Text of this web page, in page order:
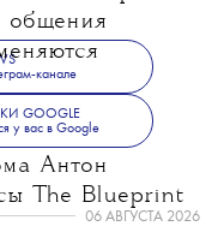
общения
Антон
The Blueprint
канале
GOOGLE
у вас в Google
06 АВГУСТА 2026